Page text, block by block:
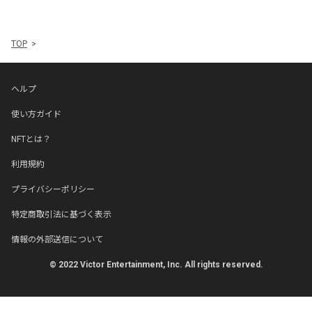
TOP
ヘルプ
使い方ガイド
NFTとは？
利用規約
プライバシーポリシー
特定商取引法に基づく表示
情報の外部送信について
© 2022 Victor Entertainment, Inc. All rights reserved.